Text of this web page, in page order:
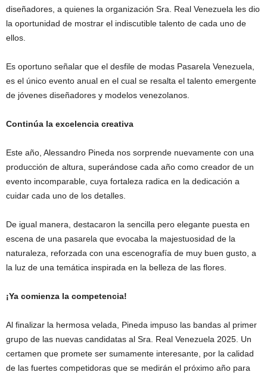
diseñadores, a quienes la organización Sra. Real Venezuela les dio
la oportunidad de mostrar el indiscutible talento de cada uno de
ellos.
Es oportuno señalar que el desfile de modas Pasarela Venezuela,
es el único evento anual en el cual se resalta el talento emergente
de jóvenes diseñadores y modelos venezolanos.
Continúa la excelencia creativa
Este año, Alessandro Pineda nos sorprende nuevamente con una
producción de altura, superándose cada año como creador de un
evento incomparable, cuya fortaleza radica en la dedicación a
cuidar cada uno de los detalles.
De igual manera, destacaron la sencilla pero elegante puesta en
escena de una pasarela que evocaba la majestuosidad de la
naturaleza, reforzada con una escenografía de muy buen gusto, a
la luz de una temática inspirada en la belleza de las flores.
¡Ya comienza la competencia!
Al finalizar la hermosa velada, Pineda impuso las bandas al primer
grupo de las nuevas candidatas al Sra. Real Venezuela 2025. Un
certamen que promete ser sumamente interesante, por la calidad
de las fuertes competidoras que se medirán el próximo año para